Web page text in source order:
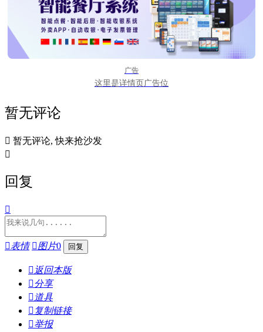
广告
这里是详情页广告位
暂无评论
 暂无评论, 快来抢沙发

回复

表情 图片0
 返回本版
分享
 道具
 复制链接
举报